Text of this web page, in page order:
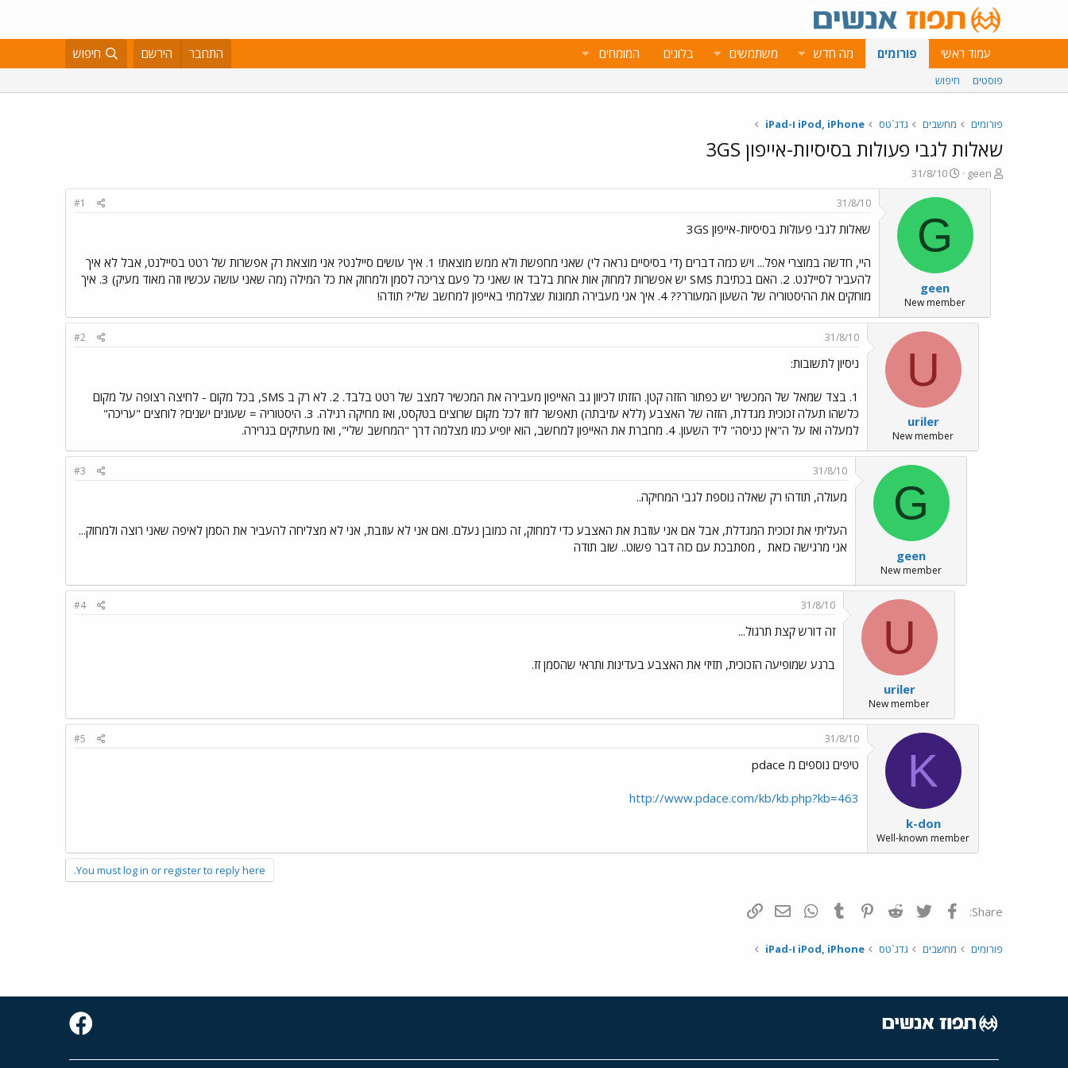
עמוד ראשי פורומים מה חדש משתמשים בלוגים המומחים התחבר הירשם חיפוש
פוסטים חיפוש
פורומים מחשבים גדג`טס iPod, iPhone ו-iPad
שאלות לגבי פעולות בסיסיות-אייפון 3GS
פ
ו
geen
פ
ו
ר
ם
ב
א
ר
י
ך
31/8/10
G
geen
New member
31/8/10
#1
שאלות לגבי פעולות בסיסיות-אייפון 3GS
היי, חדשה במוצרי אפל... ויש כמה דברים (די בסיסיים נראה לי) שאני מחפשת ולא ממש מוצאת! 1. איך עושים סיילנט? אני מוצאת רק אפשרות של רטט בסיילנט, אבל לא איך
להעביר לסיילנט. 2. האם בכתיבת SMS יש אפשרות למחוק אות אחת בלבד או שאני כל פעם צריכה לסמן ולמחוק את כל המילה (מה שאני עושה עכשיו וזה מאוד מעיק) 3. איך
מוחקים את ההיסטוריה של השעון המעורר?? 4. איך אני מעבירה תמונות שצלמתי באייפון למחשב שלי? תודה!
U
uriler
New member
31/8/10
#2
ניסיון לתשובות:
1. בצד שמאל של המכשיר יש כפתור הזזה קטן. הזזתו לכיוון גב האייפון מעבירה את המכשיר למצב של רטט בלבד. 2. לא רק ב SMS, בכל מקום - לחיצה רצופה על מקום
כלשהו תעלה זכוכית מגדלת, הזזה של האצבע (ללא עזיבתה) תאפשר לזוז לכל מקום שרוצים בטקסט, ואז מחיקה רגילה. 3. היסטוריה = שעונים ישנים? לוחצים "עריכה"
למעלה ואז על ה"אין כניסה" ליד השעון. 4. מחברת את האייפון למחשב, הוא יופיע כמו מצלמה דרך "המחשב שלי", ואז מעתיקים בגרירה.
G
geen
New member
31/8/10
#3
מעולה, תודה! רק שאלה נוספת לגבי המחיקה..
העליתי את זכוכית המגדלת, אבל אם אני עוזבת את האצבע כדי למחוק, זה כמובן נעלם. ואם אני לא עוזבת, אני לא מצליחה להעביר את הסמן לאיפה שאני רוצה ולמחוק...
אני מרגישה כזאת , מסתבכת עם כזה דבר פשוט.. שוב תודה
U
uriler
New member
31/8/10
#4
זה דורש קצת תרגול...
ברגע שמופיעה הזכוכית, תזיזי את האצבע בעדינות ותראי שהסמן זז.
K
k-don
Well-known member
31/8/10
#5
טיפים נוספים מ pdace
http://www.pdace.com/kb/kb.php?kb=463
You must log in or register to reply here.
Share: פייסבוק Twitter
Reddit
Pinterest
Tumblr
WhatsAppדואר אלקטרוני
פורומים מחשבים גדג`טס iPod, iPhone ו-iPad